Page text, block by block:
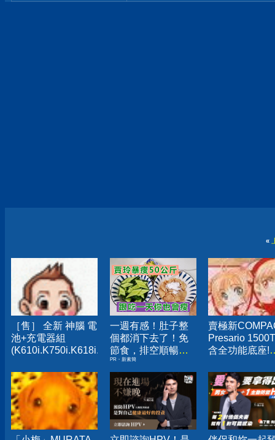
«
［售］ 全新 神腦 電
池+充電器組
一週有感！肚子整
個都消下去了！免
節食，排空順暢就
夠
PR・新素簡
賣極新
Presario
含全功能底座!